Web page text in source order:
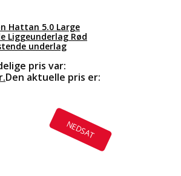
Hattan 5.0 Large
Liggeunderlag Rød
underlag
pris var:
Den aktuelle pris er:
NEDSAT